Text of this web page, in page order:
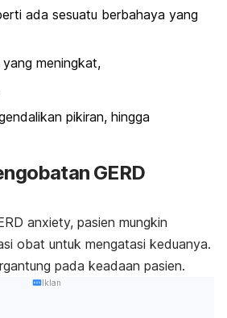
ada sesuatu berbahaya yang
meningkat,
pikiran, hingga
GERD
anxiety, pasien mungkin
obat untuk mengatasi keduanya.
pada keadaan pasien.
Iklan